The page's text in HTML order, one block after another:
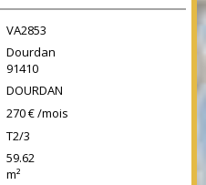
VA2853
Dourdan
91410
DOURDAN
270 € /mois
T2/3
59.62
m²